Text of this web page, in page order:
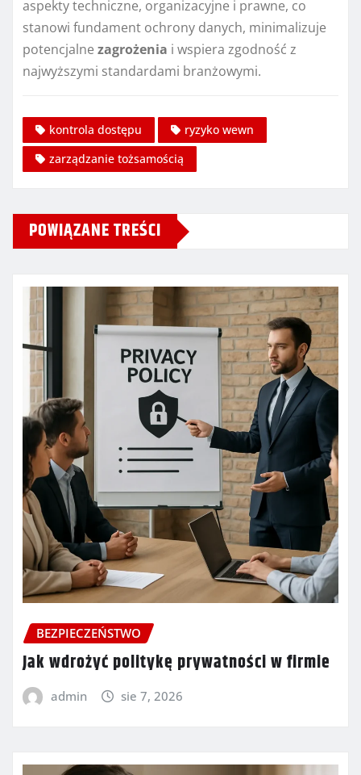
aspekty techniczne, organizacyjne i prawne, co
stanowi fundament ochrony danych, minimalizuje
potencjalne zagrożenia i wspiera zgodność z
najwyższymi standardami branżowymi.
kontrola dostępu
ryzyko wewn
zarządzanie tożsamością
POWIĄZANE TREŚCI
BEZPIECZEŃSTWO
Jak wdrożyć politykę prywatności w firmie
admin sie 7, 2026